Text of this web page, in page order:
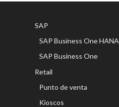
SAP
SAP Business One HANA
SAP Business One
Retail
Punto de venta
Kioscos